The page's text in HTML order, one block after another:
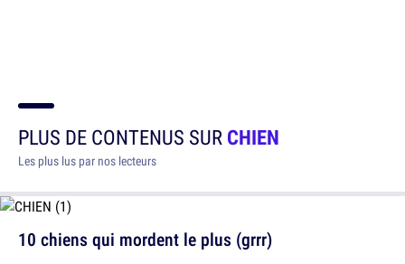
PLUS DE CONTENUS SURCHIEN
Les plus lus par nos lecteurs
10 chiens qui mordent le plus (grrr)